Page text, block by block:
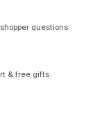
questions
& free gifts